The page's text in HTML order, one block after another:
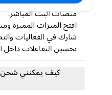
منصات البث المباشر.
افتح الميزات المميزة
شارك في الفعاليات
تحسين التفاعلات داخل